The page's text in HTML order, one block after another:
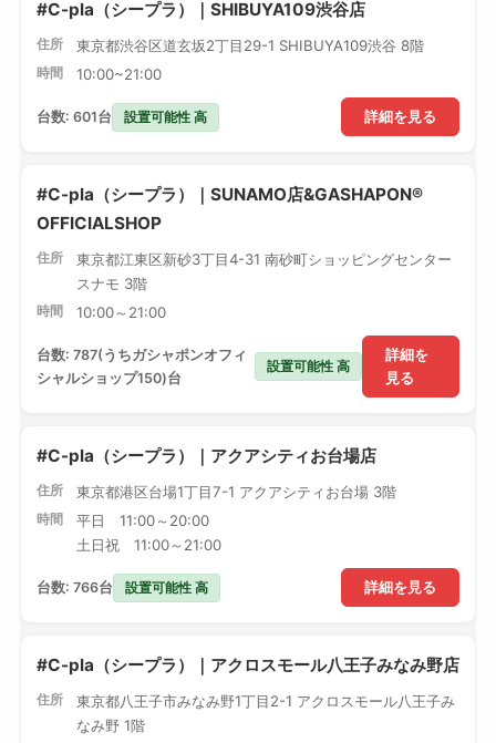
#C-pla（シープラ）｜SHIBUYA109渋谷店
住所 東京都渋谷区道玄坂2丁目29-1 SHIBUYA109渋谷 8階
時間 10:00~21:00
詳細を見る
台数: 601台 設置可能性 高
#C-pla（シープラ）｜SUNAMO店&GASHAPON®
OFFICIALSHOP
住所
東京都江東区新砂3丁目4-31 南砂町ショッピングセンター
スナモ 3階
時間 10:00～21:00
詳細を
見る
台数: 787(うちガシャポンオフィ
シャルショップ150)台
設置可能性 高
#C-pla（シープラ）｜アクアシティお台場店
住所 東京都港区台場1丁目7-1 アクアシティお台場 3階
時間
平日 11:00～20:00
土日祝 11:00～21:00
詳細を見る
台数: 766台 設置可能性 高
#C-pla（シープラ）｜アクロスモール八王子みなみ野店
住所
東京都八王子市みなみ野1丁目2-1 アクロスモール八王子み
なみ野 1階